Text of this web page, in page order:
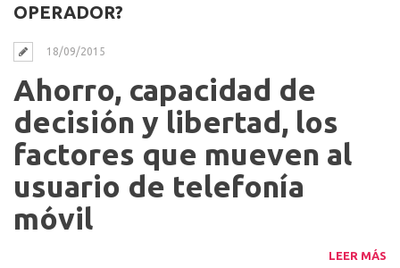
OPERADOR?
18/09/2015
Ahorro, capacidad de
decisión y libertad, los
factores que mueven al
usuario de telefonía
móvil
LEER MÁS